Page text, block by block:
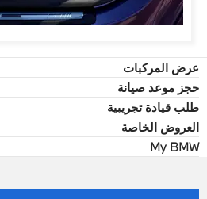
عرض المركبات
حجز موعد صيانة
طلب قيادة تجريبية
العروض الخاصة
My BMW